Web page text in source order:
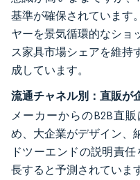
基準が確保されています
ヤーを景気循環的なショ
ス家具市場シェアを維持
成しています。
流通チャネル別：直販が
メーカーからのB2B直販
め、大企業がデザイン、
ドツーエンドの説明責
長すると予測されていま